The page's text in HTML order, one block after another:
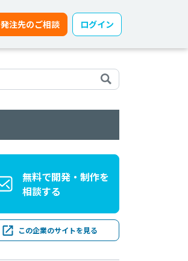
発注先のご相談 ログイン
無料で開発・制作を
相談する
この企業のサイトを見る